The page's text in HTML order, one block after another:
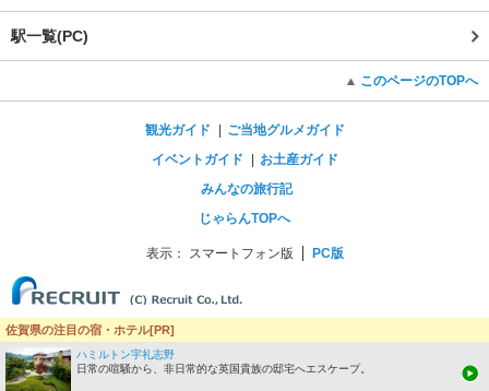
駅一覧(PC)
このページのTOPへ
観光ガイド
ご当地グルメガイド
イベントガイド
お土産ガイド
みんなの旅行記
じゃらんTOPへ
表示： スマートフォン版 PC版
佐賀県の注目の宿・ホテル[PR]
ハミルトン宇礼志野
日常の喧騒から、非日常的な英国貴族の邸宅へエスケープ。